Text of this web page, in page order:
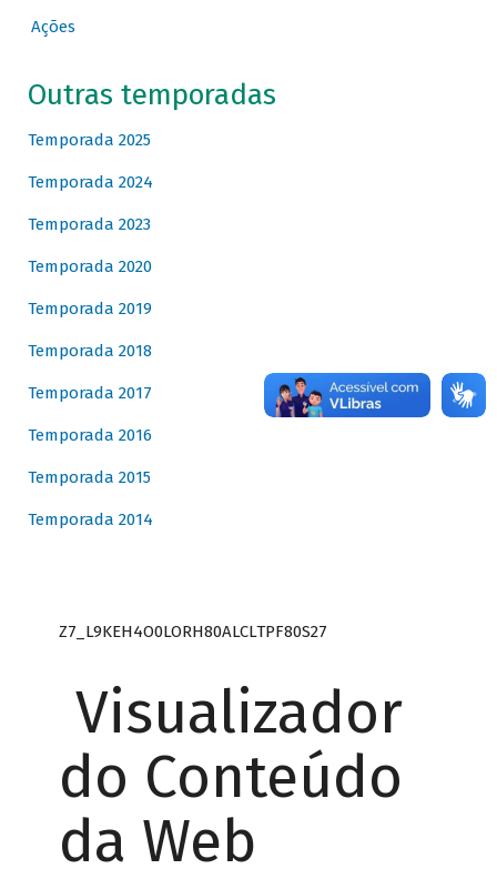
Ações
Outras temporadas
Temporada 2025
Temporada 2024
Temporada 2023
Temporada 2020
Temporada 2019
Temporada 2018
Temporada 2017
Temporada 2016
Temporada 2015
Temporada 2014
Z7_L9KEH4O0LORH80ALCLTPF80S27
Visualizador
do Conteúdo
da Web